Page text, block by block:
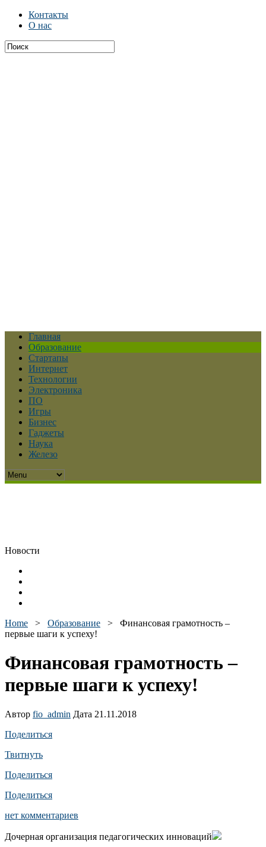
Контакты
О нас
Главная
Образование
Стартапы
Интернет
Технологии
Электроника
ПО
Игры
Бизнес
Гаджеты
Наука
Железо
Новости
Home > Образование > Финансовая грамотность –
первые шаги к успеху!
Финансовая грамотность –
первые шаги к успеху!
Автор fio_admin Дата 21.11.2018
Поделиться
Твитнуть
Поделиться
Поделиться
нет комментариев
Дочерная организация педагогических инноваций